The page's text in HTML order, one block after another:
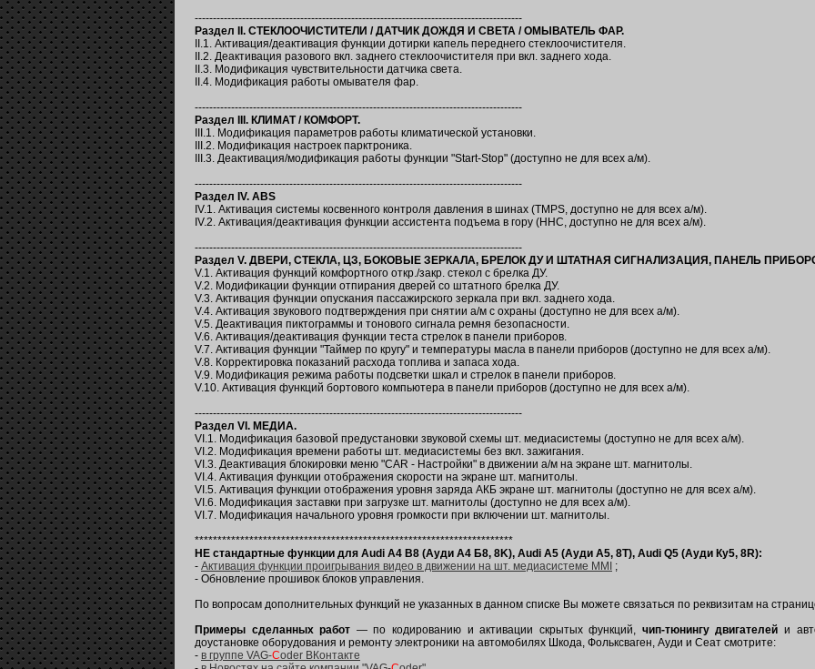
------------------------------------------------------------------------------------------
Раздел II. СТЕКЛООЧИСТИТЕЛИ / ДАТЧИК ДОЖДЯ И СВЕТА / ОМЫВАТЕЛЬ ФАР.
II.1. Активация/деактивация функции дотирки капель переднего стеклоочистителя.
II.2. Деактивация разового вкл. заднего стеклоочистителя при вкл. заднего хода.
II.3. Модификация чувствительности датчика света.
II.4. Модификация работы омывателя фар.
------------------------------------------------------------------------------------------
Раздел
. КЛИМАТ / КОМФОРТ.
III.1. Модификация параметров работы климатической установки.
III.2. Модификация настроек парктроника.
III.3. Деактивация/модификация работы функции "Start-Stop" (доступно не для всех а/м).
------------------------------------------------------------------------------------------
Раздел IV. ABS
IV.1. Активация системы косвенного контроля давления в шинах (TMPS, доступно не для всех а/м).
IV.2. Активация/деактивация функции ассистента подъема в гору (HHC, доступно не для всех а/м).
------------------------------------------------------------------------------------------
Раздел V. ДВЕРИ, СТЕКЛА, ЦЗ, БОКОВЫЕ ЗЕРКАЛА, БРЕЛОК ДУ И ШТАТНАЯ СИГНАЛИЗАЦИЯ, ПАНЕЛЬ
V.1. Активация функций комфортного откр./закр. стекол с брелка ДУ.
V.2. Модификации функции отпирания дверей со штатного брелка ДУ.
V.3. Активация функции опускания пассажирского зеркала при вкл. заднего хода.
V.4. Активация звукового подтверждения при снятии а/м с охраны (доступно не для всех а/м).
V.5. Деактивация пиктограммы и тонового сигнала ремня безопасности.
V.6. Активация/деактивация функции теста стрелок в панели приборов.
V.7. Активация функции "Таймер по кругу" и температуры масла в панели приборов (доступно не для всех а/м).
V.8. Корректировка показаний расхода топлива и запаса хода.
V.9. Модификация режима работы подсветки шкал и стрелок в панели приборов.
V.10. Активация функций бортового компьютера в панели приборов (доступно не для всех а/м).
------------------------------------------------------------------------------------------
Раздел V . МЕДИА.
VI.1. Модификация базовой предустановки звуковой схемы шт. медиасистемы (доступно не для всех а/м).
VI.2. Модификация времени работы шт. медиасистемы без вкл. зажигания.
VI.3. Деактивация блокировки меню "CAR - Настройки" в движении а/м на экране шт. магнитолы.
VI.4. Активация функции отображения скорости на экране шт. магнитолы.
VI.5. Активация функции отображения уровня заряда АКБ экране шт. магнитолы (доступно не для всех а/м).
VI.6. Модификация заставки при загрузке шт. магнитолы (доступно не для всех а/м).
VI.7. Модификация начального уровня громкости при включении шт. магнитолы.
**********************************************************************
НE стандартные функции для Audi A4 B8 (Ауди А4 Б8, 8K), Audi A5 (Ауди А5, 8T), Audi Q5 (Ауди Ку5, 8R):
- Активация функции проигрывания видео в движении на шт. медиасистеме MMI
;
- Обновление прошивок блоков управления.
По вопросам дополнительных функций не указанных в данном списке Вы можете связаться по реквизитам на
Примеры сделанных работ — по кодированию и активации скрытых функций, чип-тюнингу двигателей и
доустановке оборудования и ремонту электроники на автомобилях Шкода, Фольксваген, Ауди и Сеат смотрите:
- в группе VAG-Coder ВКонтакте